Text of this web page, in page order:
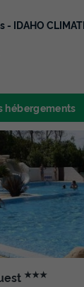
- IDAHO
hébergements
★★★